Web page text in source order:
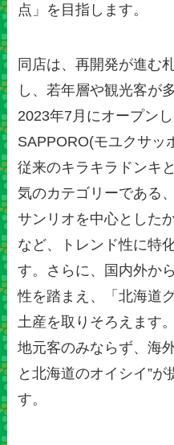
点」を目指します。
同店は、再開発が進む
し、若年層や観光客が
2023年7月にオープン
SAPPORO(モユクサッ
従来のキラキラドンキ
気のカテゴリーである
サンリオを中心とした
など、トレンド性に特
す。さらに、国内外か
性を踏まえ、「北海道
土産を取りそろえます。
地元客のみならず、海
と北海道のオイシイ”
す。